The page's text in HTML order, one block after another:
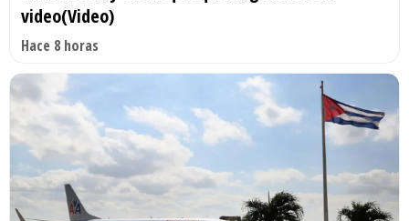
video(Video)
Hace 8 horas